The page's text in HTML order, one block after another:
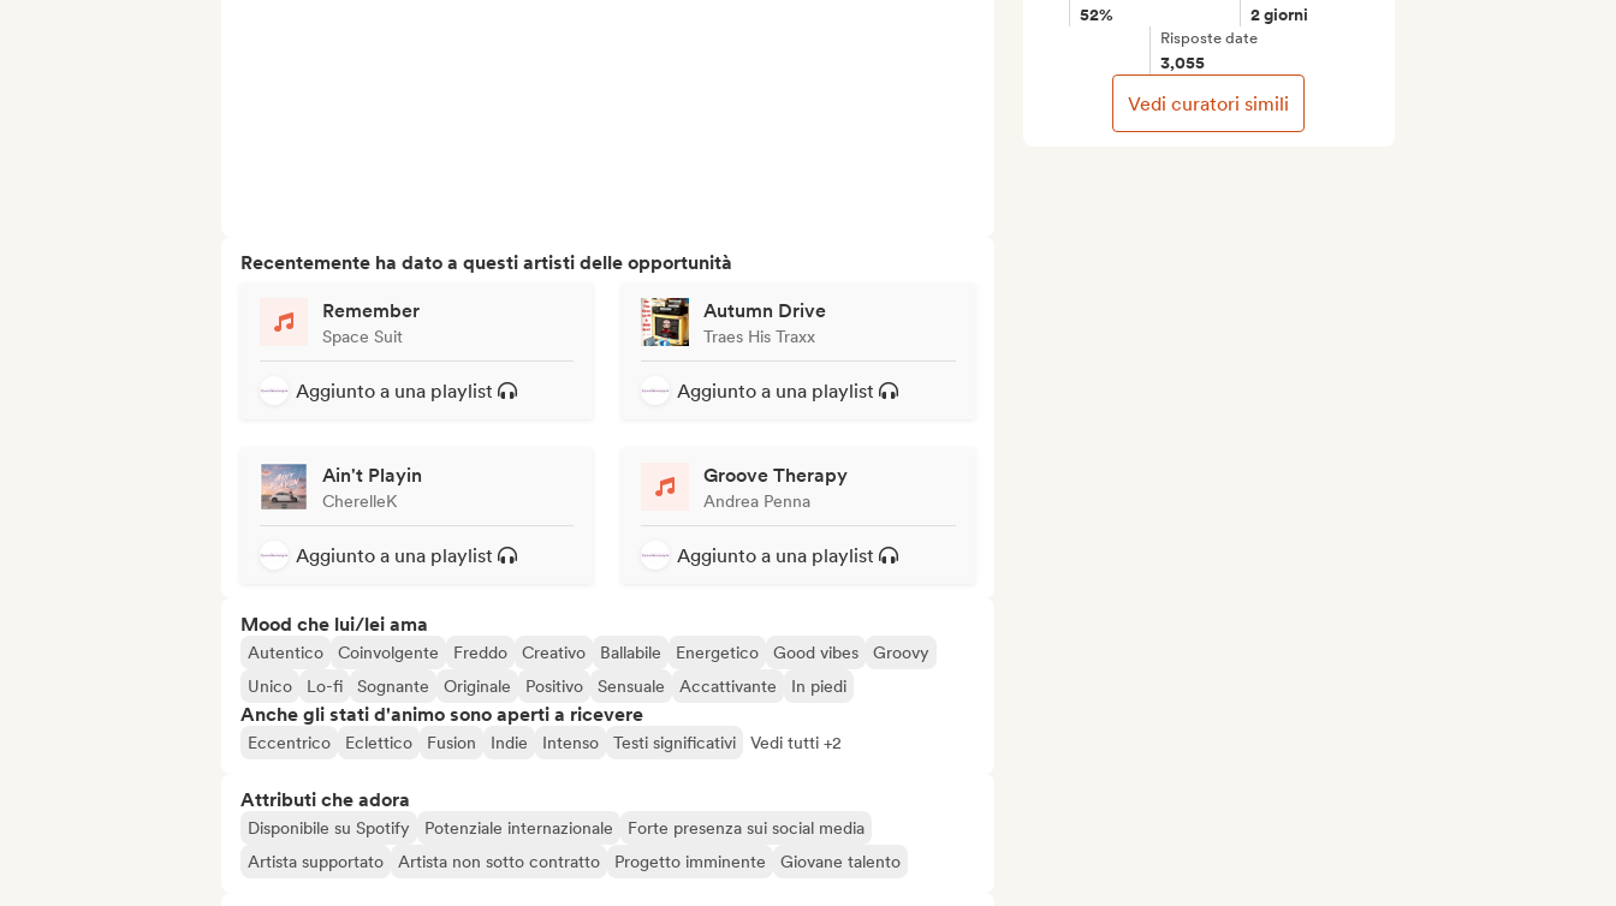
Recentemente ha dato a questi artisti delle opportunità
Remember
Space Suit
Aggiunto a una playlist
Autumn Drive
Traes His Traxx
Aggiunto a una playlist
Ain't Playin
CherelleK
Aggiunto a una playlist
Groove Therapy
Andrea Penna
Aggiunto a una playlist
Mood che lui/lei ama
Autentico Coinvolgente Freddo Creativo Ballabile Energetico Good vibes
Groovy
Unico
Lo-fi Sognante Originale Positivo Sensuale Accattivante In piedi
Anche gli stati d'animo sono aperti a ricevere
Eccentrico Eclettico Fusion Indie Intenso Testi significativi Vedi tutti +2
Attributi che adora
Disponibile su Spotify Potenziale internazionale
Forte presenza sui social media
Artista supportato
Artista non sotto contratto Progetto imminente Giovane talento
52% 2 giorni
Risposte date
3,055
Vedi curatori simili